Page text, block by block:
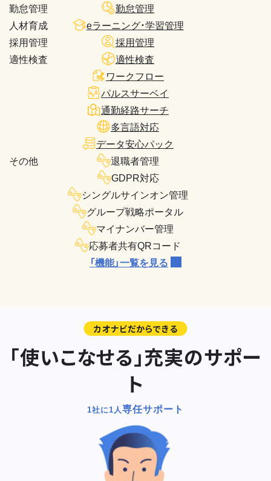
勤怠管理
勤怠管理
人材育成
eラーニング・学習管理
採用管理
採用管理
適性検査
適性検査
その他
ワークフロー
パルスサーベイ
通勤経路サーチ
多言語対応
データ安心パック
退職者管理
GDPR対応
シングルサインオン管理
グループ戦略ポータル
マイナンバー管理
応募者共有QRコード
「機能」一覧を見る
カオナビだからできる
「使いこなせる」充実のサポー
ト
1社に1人専任サポート